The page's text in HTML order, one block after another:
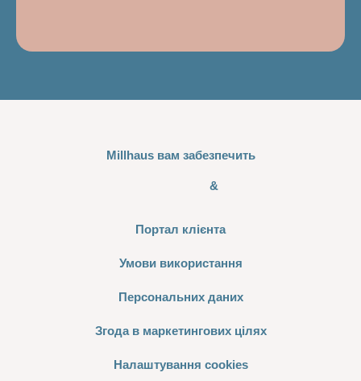
Millhaus вам забезпечить
&
Портал клієнта
Умови використання
Персональних даних
Згода в маркетингових цілях
Налаштування cookies